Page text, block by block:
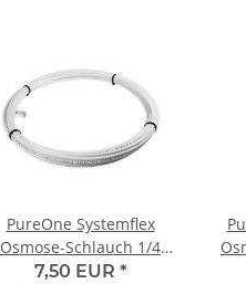
PureOne Systemflex
Osmose-Schlauch 1/4
Zoll. Weiss 5 Meter
7,50 EUR *